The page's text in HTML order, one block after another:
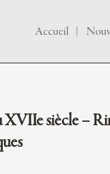
Accueil
siècle –